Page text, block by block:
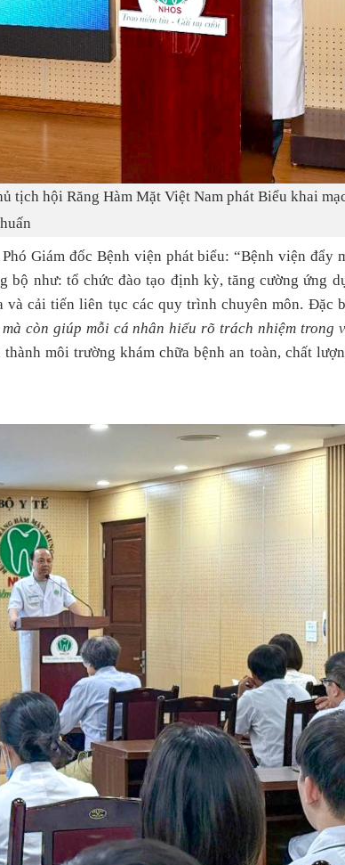
tịch hội Răng Hàm Mặt Việt Nam phát Biểu khai
Giám đốc Bệnh viện phát biểu: “Bệnh viện đẩy
bộ như: tổ chức đào tạo định kỳ, tăng cường ứng
cải tiến liên tục các quy trình chuyên môn. Đặc
còn giúp mỗi cá nhân hiểu rõ trách nhiệm trong
môi trường khám chữa bệnh an toàn, chất